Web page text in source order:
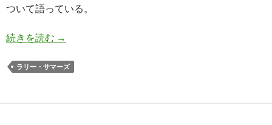
ついて語っている。
続きを読む サマーズ氏: デルタ株でアメリカのインフレは悪
→
ラリー・サマーズ